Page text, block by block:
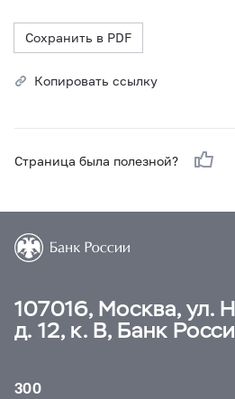
Сохранить в PDF
Копировать ссылку
Страница была полезной?
107016, Москва, ул.
д. 12, к. В, Банк
300